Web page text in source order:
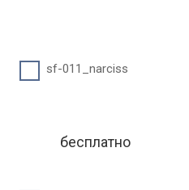
sf-011_narciss
бесплатно